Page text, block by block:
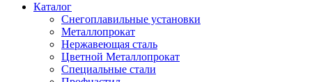
Каталог
Снегоплавильные установки
Металлопрокат
Нержавеющая сталь
Цветной Металлопрокат
Специальные стали